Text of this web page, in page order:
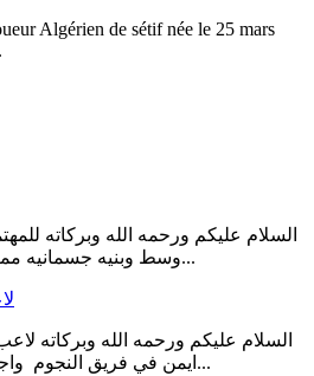
Algérien de sétif née le 25 mars
وسط وبنيه جسمانيه ممتاز مدينه الرياض الي حاب...
ايمن في فريق النجوم واجيد لعب الكره منذ ٦ سنوات...